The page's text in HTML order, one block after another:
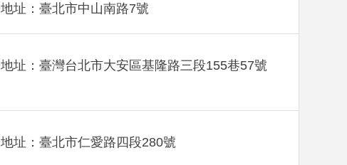
地址：臺北市中山南路7號
地址：臺灣台北市大安區基隆路三段155巷57號
地址：臺北市仁愛路四段280號